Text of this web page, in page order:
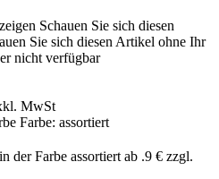
Schauen Sie sich diesen
Sie sich diesen Artikel ohne Ihr
nicht verfügbar
MwSt
Farbe: assortiert